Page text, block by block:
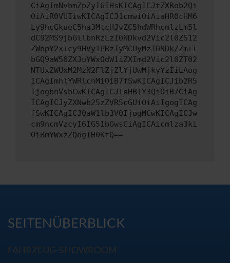
CiAgImNvbmZpZyI6IHsKICAgICJtZXRob2Qi
OiAiR0VUIiwKICAgICJ1cmwiOiAiaHR0cHM6
Ly9hcGkueC5ha3MtcHJvZC5hdWRhcmlzLm5l
dC92MS9jbGllbnRzLzI0NDkvd2Vic2l0ZS12
ZWhpY2xlcy9HVy1PRzIyMCUyMzI0NDk/Zmll
bGQ9aW50ZXJuYWxOdW1iZXImd2Vic2l0ZT02
NTUxZWUxM2MzN2FlZjZlYjUwMjkyYzIiLAog
ICAgImhlYWRlcnMiOiB7fSwKICAgICJib2R5
IjogbnVsbCwKICAgICJleHBlY3QiOiB7CiAg
ICAgICJyZXNwb25zZVR5cGUiOiAiIgogICAg
fSwKICAgICJ0aW1lb3V0IjogMCwKICAgICJw
cm9ncmVzcyI6IG51bGwsCiAgICAicmlza3ki
OiBmYWxzZQogIH0KfQ==
SEITENÜBERBLICK
FAHRZEUG-SHOWROOM